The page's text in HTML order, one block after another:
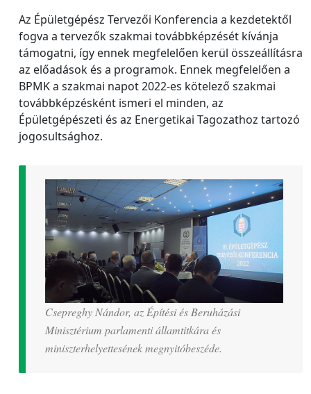
Az Épületgépész Tervezői Konferencia a kezdetektől
fogva a tervezők szakmai továbbképzését kívánja
támogatni, így ennek megfelelően kerül összeállításra
az előadások és a programok. Ennek megfelelően a
BPMK a szakmai napot 2022-es kötelező szakmai
továbbképzésként ismeri el minden, az
Épületgépészeti és az Energetikai Tagozathoz tartozó
jogosultsághoz.
Csepreghy Nándor, az Építési és Beruházási
Minisztérium parlamenti államtitkára és
miniszterhelyettesének megnyitóbeszéde.